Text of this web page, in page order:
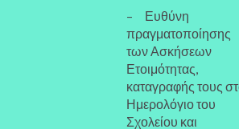
– Ευθύνη
πραγματοποίησης
των Ασκήσεων
Ετοιμότητας,
καταγραφής τους
Ημερολόγιο του
Σχολείου και